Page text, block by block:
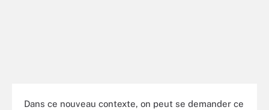
Dans ce nouveau contexte, on peut se demander ce